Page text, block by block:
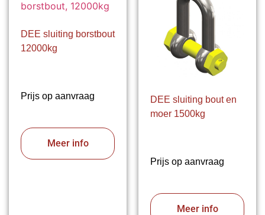
DEE sluiting borstbout
12000kg
Prijs op aanvraag
Meer info
DEE sluiting bout en
moer 1500kg
Prijs op aanvraag
Meer info